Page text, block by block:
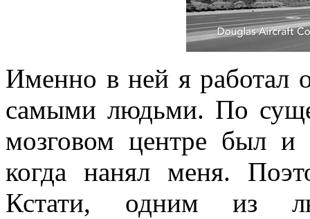
Именно в ней я работал
самыми людьми. По
мозговом центре был
когда нанял меня.
Кстати, одним из